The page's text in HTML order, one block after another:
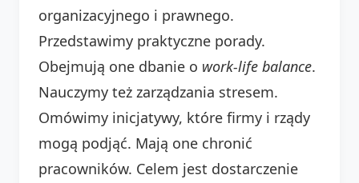
organizacyjnego i prawnego.
Przedstawimy praktyczne porady.
Obejmują one dbanie o work-life balance.
Nauczymy też zarządzania stresem.
Omówimy inicjatywy, które firmy i rządy
mogą podjąć. Mają one chronić
pracowników. Celem jest dostarczenie